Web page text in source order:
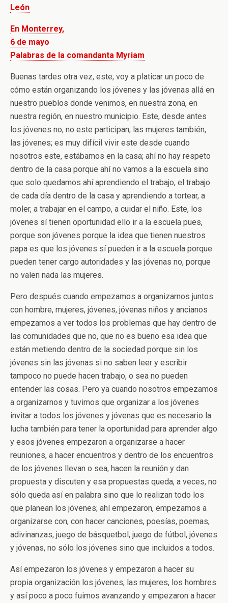
León
En Monterrey,
6 de mayo
Palabras de la comandanta Myriam
Buenas tardes otra vez, este, voy a platicar un poco de
cómo están organizando los jóvenes y las jóvenas allá en
nuestro pueblos donde venimos, en nuestra zona, en
nuestra región, en nuestro municipio. Este, desde antes
los jóvenes no, no este participan, las mujeres también,
las jóvenes; es muy difícil vivir este desde cuando
nosotros este, estábamos en la casa; ahí no hay respeto
dentro de la casa porque ahí no vamos a la escuela sino
que solo quedamos ahí aprendiendo el trabajo, el trabajo
de cada día dentro de la casa y aprendiendo a tortear, a
moler, a trabajar en el campo, a cuidar el niño. Este, los
jóvenes sí tienen oportunidad ello ir a la escuela pues,
porque son jóvenes porque la idea que tienen nuestros
papa es que los jóvenes sí pueden ir a la escuela porque
pueden tener cargo autoridades y las jóvenas no, porque
no valen nada las mujeres.
Pero después cuando empezamos a organizarnos juntos
con hombre, mujeres, jóvenes, jóvenas niños y ancianos
empezamos a ver todos los problemas que hay dentro de
las comunidades que no, que no es bueno esa idea que
están metiendo dentro de la sociedad porque sin los
jóvenes sin las jóvenas si no saben leer y escribir
tampoco no puede hacen trabajo, o sea no pueden
entender las cosas. Pero ya cuando nosotros empezamos
a organizarnos y tuvimos que organizar a los jóvenes
invitar a todos los jóvenes y jóvenas que es necesario la
lucha también para tener la oportunidad para aprender algo
y esos jóvenes empezaron a organizarse a hacer
reuniones, a hacer encuentros y dentro de los encuentros
de los jóvenes llevan o sea, hacen la reunión y dan
propuesta y discuten y esa propuestas queda, a veces, no
sólo queda así en palabra sino que lo realizan todo los
que planean los jóvenes; ahí empezaron, empezamos a
organizarse con, con hacer canciones, poesías, poemas,
adivinanzas, juego de básquetbol, juego de fútbol, jóvenes
y jóvenas, no sólo los jóvenes sino que incluidos a todos.
Así empezaron los jóvenes y empezaron a hacer su
propia organización los jóvenes, las mujeres, los hombres
y así poco a poco fuimos avanzando y empezaron a hacer